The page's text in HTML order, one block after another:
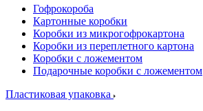
Гофрокороба
Картонные коробки
Коробки из микрогофрокартона
Коробки из переплетного картона
Коробки с ложементом
Подарочные коробки с ложементом
Пластиковая упаковка